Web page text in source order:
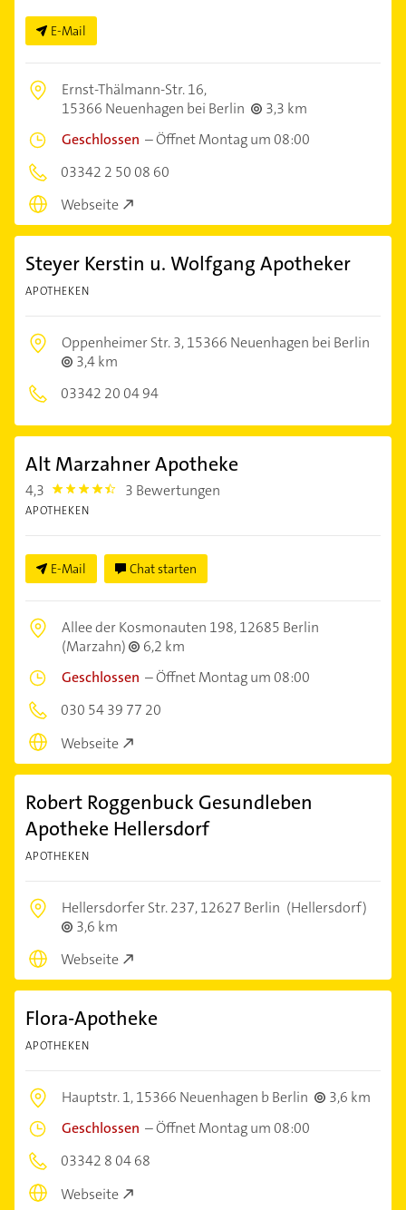
E-Mail
Ernst-Thälmann-Str. 16,
15366 Neuenhagen bei Berlin
3,3 km
Geschlossen –Öffnet Montag um 08:00
03342 2 50 08 60
Webseite
Steyer Kerstin u. Wolfgang Apotheker
APOTHEKEN
Oppenheimer Str. 3,15366 Neuenhagen bei Berlin
3,4 km
03342 20 04 94
Alt Marzahner Apotheke
4,3 4.3 3 Bewertungen
APOTHEKEN
E-Mail Chat starten
Allee der Kosmonauten 198,12685 Berlin
(Marzahn)
6,2 km
Geschlossen –Öffnet Montag um 08:00
030 54 39 77 20
Webseite
Robert Roggenbuck Gesundleben
Apotheke Hellersdorf
APOTHEKEN
Hellersdorfer Str. 237,12627 Berlin (Hellersdorf)
3,6 km
Webseite
Flora-Apotheke
APOTHEKEN
Hauptstr. 1,15366 Neuenhagen b Berlin
3,6 km
Geschlossen –Öffnet Montag um 08:00
03342 8 04 68
Webseite